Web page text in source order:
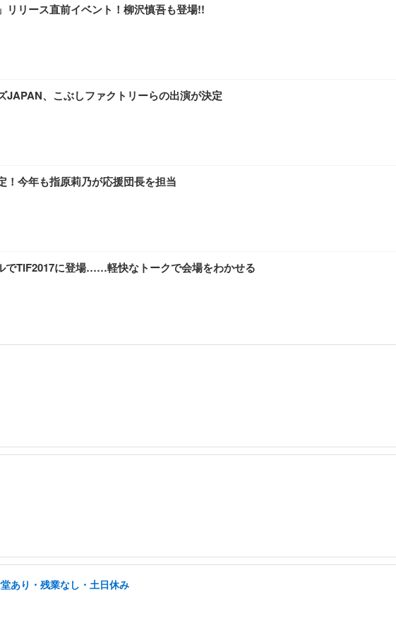
リリース直前イベント！柳沢慎吾も登場!!
JAPAN、こぶしファクトリーらの出演が決定
！今年も指原莉乃が応援団長を担当
でTIF2017に登場……軽快なトークで会場をわかせる
あり・残業なし・土日休み